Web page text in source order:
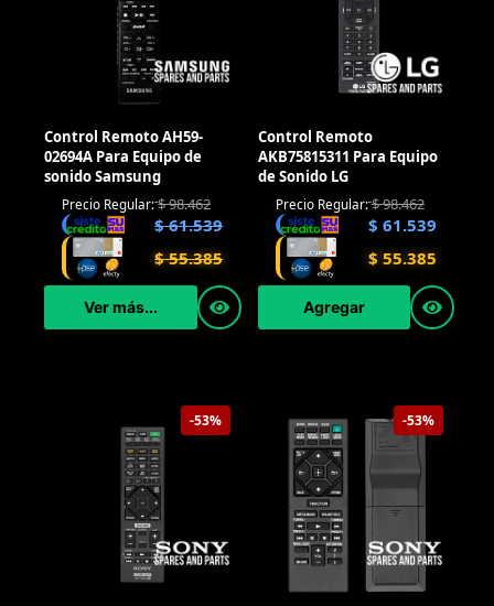
Control Remoto AH59-
02694A Para Equipo de
sonido Samsung
Precio Regular:$98.462
$61.539
$55.385
Ver más...
Control Remoto
AKB75815311 Para Equipo
de Sonido LG
Precio Regular:$98.462
$ 61.539
$ 55.385
Agregar
-53% -53%